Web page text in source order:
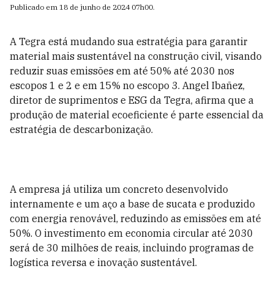
Publicado em 18 de junho de 2024 07h00.
A Tegra está mudando sua estratégia para garantir
material mais sustentável na construção civil, visando
reduzir suas emissões em até 50% até 2030 nos
escopos 1 e 2 e em 15% no escopo 3. Angel Ibañez,
diretor de suprimentos e ESG da Tegra, afirma que a
produção de material ecoeficiente é parte essencial da
estratégia de descarbonização.
A empresa já utiliza um concreto desenvolvido
internamente e um aço a base de sucata e produzido
com energia renovável, reduzindo as emissões em até
50%. O investimento em economia circular até 2030
será de 30 milhões de reais, incluindo programas de
logística reversa e inovação sustentável.